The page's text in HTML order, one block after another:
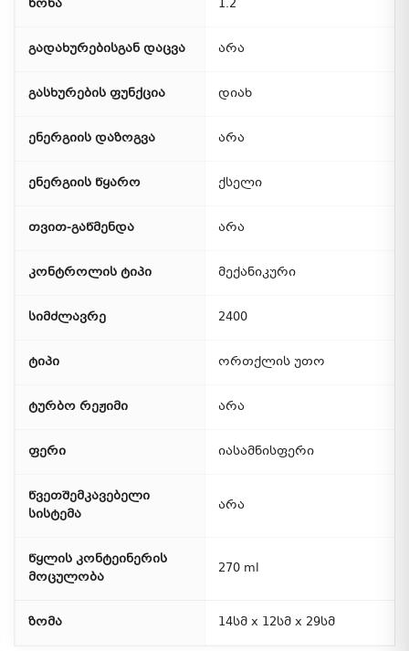
წონა 1.2
გადახურებისგან დაცვა არა
გასხურების ფუნქცია დიახ
ენერგიის დაზოგვა არა
ენერგიის წყარო ქსელი
თვით-გაწმენდა არა
კონტროლის ტიპი მექანიკური
სიმძლავრე 2400
ტიპი ორთქლის უთო
ტურბო რეჟიმი არა
ფერი იასამნისფერი
წვეთშემკავებელი
სისტემა
არა
წყლის კონტეინერის
მოცულობა
270 ml
ზომა 14სმ x 12სმ x 29სმ